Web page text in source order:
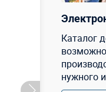
Каталог
нужного